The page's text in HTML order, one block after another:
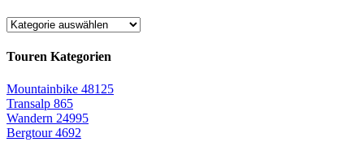
Touren Kategorien
Mountainbike 48125
Transalp 865
Wandern 24995
Bergtour4692